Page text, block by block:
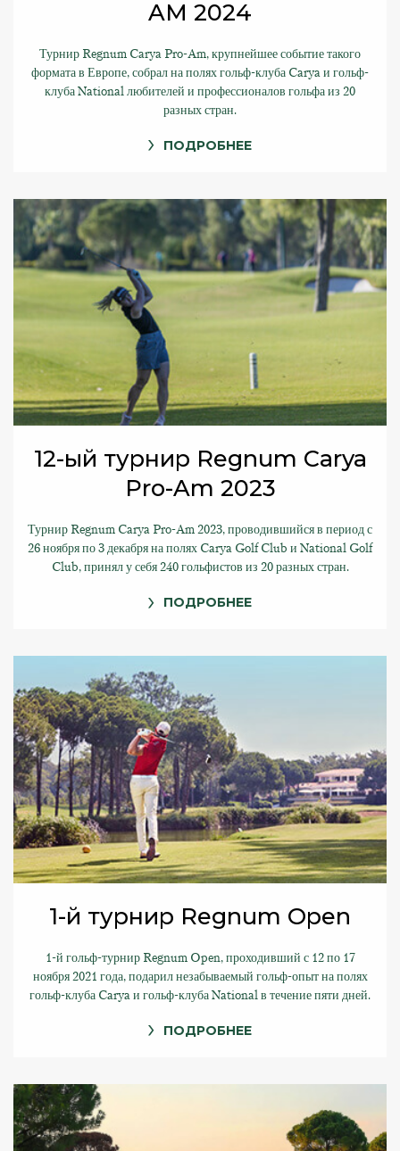
AM 2024
Турнир Regnum Carya Pro-Am, крупнейшее событие такого
формата в Европе, собрал на полях гольф-клуба Carya и гольф-
клуба National любителей и профессионалов гольфа из 20
разных стран.
ПОДРОБНЕЕ
12-ый турнир Regnum Carya
Pro-Am 2023
Турнир Regnum Carya Pro-Am 2023, проводившийся в период с
26 ноября по 3 декабря на полях Carya Golf Club и National Golf
Club, принял у себя 240 гольфистов из 20 разных стран.
ПОДРОБНЕЕ
1-й турнир Regnum Open
1-й гольф-турнир Regnum Open, проходивший с 12 по 17
ноября 2021 года, подарил незабываемый гольф-опыт на полях
гольф-клуба Carya и гольф-клуба National в течение пяти дней.
ПОДРОБНЕЕ